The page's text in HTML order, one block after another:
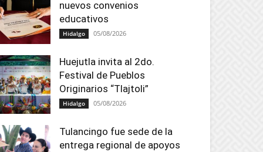
nuevos convenios
educativos
Hidalgo 05/08/2026
Huejutla invita al 2do.
Festival de Pueblos
Originarios “Tlajtoli”
Hidalgo 05/08/2026
Tulancingo fue sede de la
entrega regional de apoyos